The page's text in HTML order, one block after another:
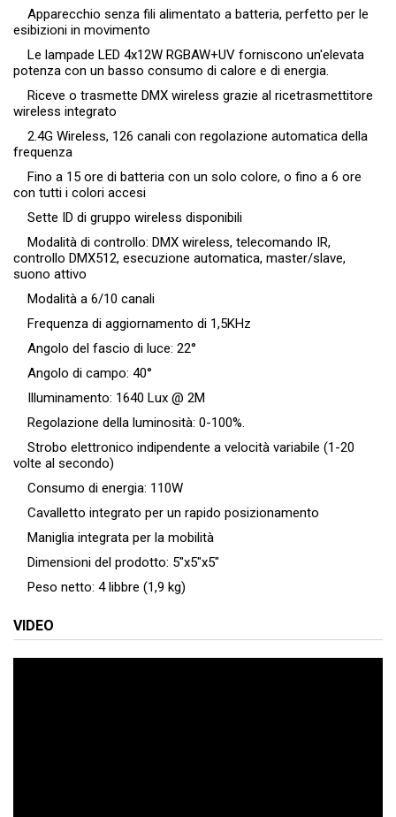
Apparecchio senza fili alimentato a batteria, perfetto per le
esibizioni in movimento
Le lampade LED 4x12W RGBAW+UV forniscono un'elevata
potenza con un basso consumo di calore e di energia.
Riceve o trasmette DMX wireless grazie al ricetrasmettitore
wireless integrato
2.4G Wireless, 126 canali con regolazione automatica della
frequenza
Fino a 15 ore di batteria con un solo colore, o fino a 6 ore
con tutti i colori accesi
Sette ID di gruppo wireless disponibili
Modalità di controllo: DMX wireless, telecomando IR,
controllo DMX512, esecuzione automatica, master/slave,
suono attivo
Modalità a 6/10 canali
Frequenza di aggiornamento di 1,5KHz
Angolo del fascio di luce: 22°
Angolo di campo: 40°
Illuminamento: 1640 Lux @ 2M
Regolazione della luminosità: 0-100%.
Strobo elettronico indipendente a velocità variabile (1-20
volte al secondo)
Consumo di energia: 110W
Cavalletto integrato per un rapido posizionamento
Maniglia integrata per la mobilità
Dimensioni del prodotto: 5″x5″x5″
Peso netto: 4 libbre (1,9 kg)
VIDEO